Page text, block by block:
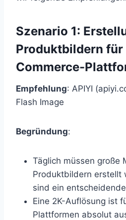
Szenario 1:
Produktbildern für
Commerce-
Empfehlung: APIYI
Flash Image
Begründung:
Täglich müssen große
Produktbildern erstellt
sind ein
Eine 2K-Auflösung ist
Plattformen absolut